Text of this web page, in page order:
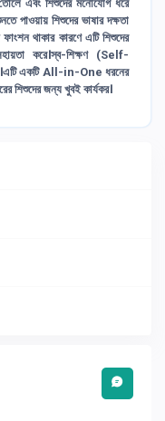
এবং শিশুদের মনোযোগ ধরে
পাওয়ায় শিশুদের ভাষার দক্ষতা
থাকার কারণে এটি শিশুদের
করে।স্ব-শিক্ষণ (Self-
একটি All-in-One ধরনের
শিশুদের জন্য খুবই কার্যকর।